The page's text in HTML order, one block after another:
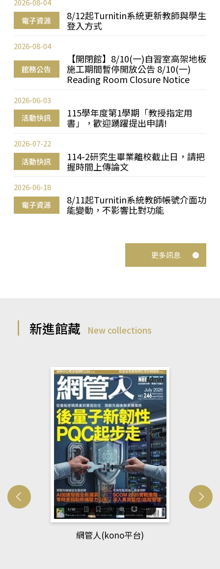
電子資源
8/12起Turnitin系統更新教師與學生
登入方式
2026-08-04
館務公告
【開閉館】8/10(一)自習室高架地板
施工期間暫停開放公告 8/10(一)
Reading Room Closure Notice
2026-08-04
活動快訊
115學年度第1學期「教授指定用
書」，歡迎踴躍提出申請!
2026-06-03
活動快訊
114-2研究生畢業離校截止日，請把
握時間上傳論文
2026-07-22
電子資源
8/11起Turnitin系統教師帳號介面功
能變動，不影響比對功能
2026-06-18
更多訊息
新進館藏 New collections
網管人(kono平台)